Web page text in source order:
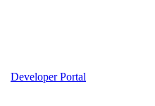
Developer Portal